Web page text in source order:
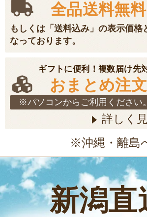
全品送料無料
もしくは「送料込み」の表示価格
なっております。
ギフトに便利！複数届け先
おまとめ注文
※パソコンからご利用ください。
詳しく
※沖縄・離島
新潟直